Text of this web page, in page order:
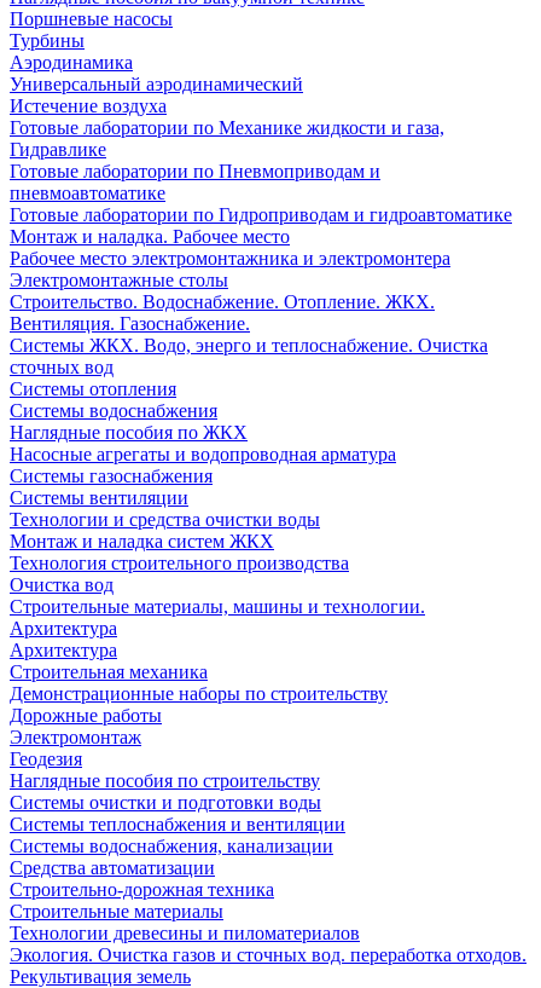
Поршневые насосы
Турбины
Аэродинамика
Универсальный аэродинамический
Истечение воздуха
Готовые лаборатории по Механике жидкости и газа,
Гидравлике
Готовые лаборатории по Пневмоприводам и
пневмоавтоматике
Готовые лаборатории по Гидроприводам и гидроавтоматике
Монтаж и наладка. Рабочее место
Рабочее место электромонтажника и электромонтера
Электромонтажные столы
Строительство. Водоснабжение. Отопление. ЖКХ.
Вентиляция. Газоснабжение.
Системы ЖКХ. Водо, энерго и теплоснабжение. Очистка
сточных вод
Системы отопления
Системы водоснабжения
Наглядные пособия по ЖКХ
Насосные агрегаты и водопроводная арматура
Системы газоснабжения
Системы вентиляции
Технологии и средства очистки воды
Монтаж и наладка систем ЖКХ
Технология строительного производства
Очистка вод
Строительные материалы, машины и технологии.
Архитектура
Архитектура
Cтроительная механика
Демонстрационные наборы по строительству
Дорожные работы
Электромонтаж
Геодезия
Наглядные пособия по строительству
Системы очистки и подготовки воды
Системы теплоснабжения и вентиляции
Системы водоснабжения, канализации
Средства автоматизации
Строительно-дорожная техника
Строительные материалы
Технологии древесины и пиломатериалов
Экология. Очистка газов и сточных вод. переработка отходов.
Рекультивация земель